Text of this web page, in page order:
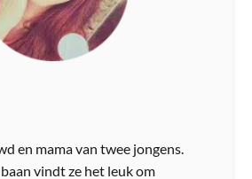
en mama van twee jongens.
vindt ze het leuk om